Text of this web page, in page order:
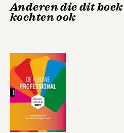
Case: Hoe een Europese
vertrekkers juist voorspelde 23
Case: Hoe Umicore met HR-data
flexibeler, effectiever en
Wat zijn de onderdelen van een
HR-analytics? 34
Hoe herken je een uitmuntende
Case: Hoe Port of Antwerp-
kompas voor haar rekrutering 51
Op welke domeinen van HR kan ik
Anderen die dit
kochten ook